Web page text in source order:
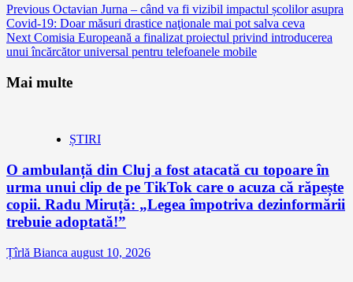
Continue
Reading
Previous Octavian Jurna – când va fi vizibil impactul școlilor asupra
Covid-19: Doar măsuri drastice naţionale mai pot salva ceva
Next Comisia Europeană a finalizat proiectul privind introducerea
unui încărcător universal pentru telefoanele mobile
Mai multe
ȘTIRI
O ambulanță din Cluj a fost atacată cu topoare în
urma unui clip de pe TikTok care o acuza că răpește
copii. Radu Miruță: „Legea împotriva dezinformării
trebuie adoptată!”
Țîrlă Bianca august 10, 2026